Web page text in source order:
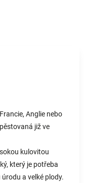
Anglie nebo
již ve
kulovitou
který je potřeba
a velké plody.